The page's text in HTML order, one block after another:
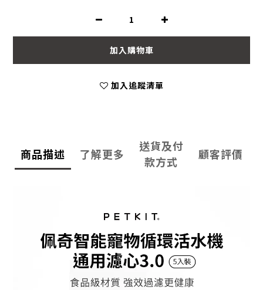
加入購物車
加入追蹤清單
商品描述 了解更多
送貨及付
款方式
顧客評價